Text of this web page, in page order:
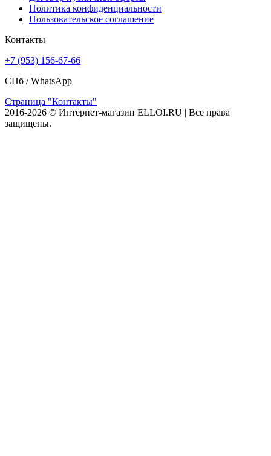
Политика конфиденциальности
Пользовательское соглашение
Контакты
+7 (953) 156-67-66
СПб /WhatsApp
Страница "Контакты"
2016-2026 © Интернет-магазин ELLOI.RU | Все права
защищены.